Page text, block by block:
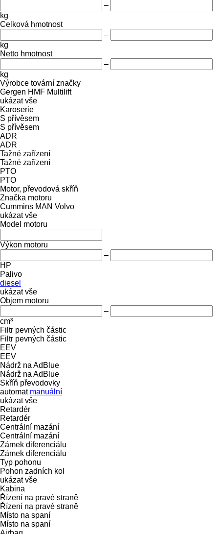
–
kg
Celková hmotnost
–
kg
Netto hmotnost
–
kg
Výrobce tovární značky
Gergen HMF Multilift
ukázat vše
Karoserie
S přívěsem
S přívěsem
ADR
ADR
Tažné zařízení
Tažné zařízení
PTO
PTO
Motor, převodová skříň
Značka motoru
Cummins MAN Volvo
ukázat vše
Model motoru
Výkon motoru
–
HP
Palivo
diesel
ukázat vše
Objem motoru
–
cm³
Filtr pevných částic
Filtr pevných částic
EEV
EEV
Nádrž na AdBlue
Nádrž na AdBlue
Skříň převodovky
automat manuální
ukázat vše
Retardér
Retardér
Centrální mazání
Centrální mazání
Zámek diferenciálu
Zámek diferenciálu
Typ pohonu
Pohon zadních kol
ukázat vše
Kabina
Řízení na pravé straně
Řízení na pravé straně
Místo na spaní
Místo na spaní